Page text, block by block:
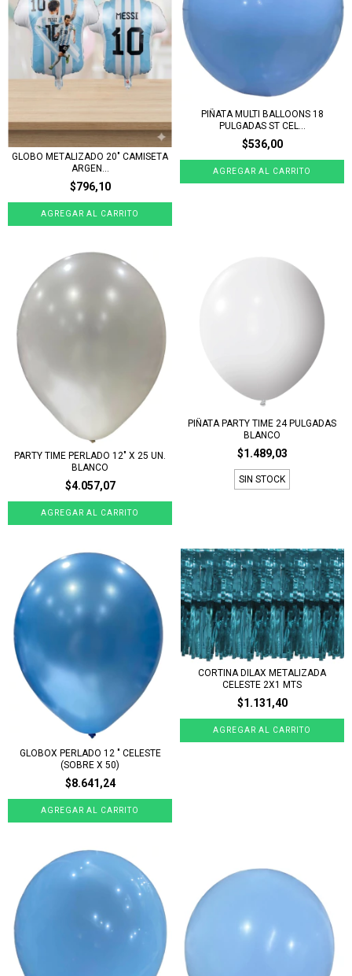
GLOBO METALIZADO 20" CAMISETA
ARGEN...
$796,10
PIÑATA MULTI BALLOONS 18
PULGADAS ST CEL...
$536,00
PARTY TIME PERLADO 12" X 25 UN.
BLANCO
$4.057,07
PIÑATA PARTY TIME 24 PULGADAS
BLANCO
$1.489,03
SIN STOCK
GLOBOX PERLADO 12 " CELESTE
(SOBRE X 50)
$8.641,24
CORTINA DILAX METALIZADA
CELESTE 2X1 MTS
$1.131,40